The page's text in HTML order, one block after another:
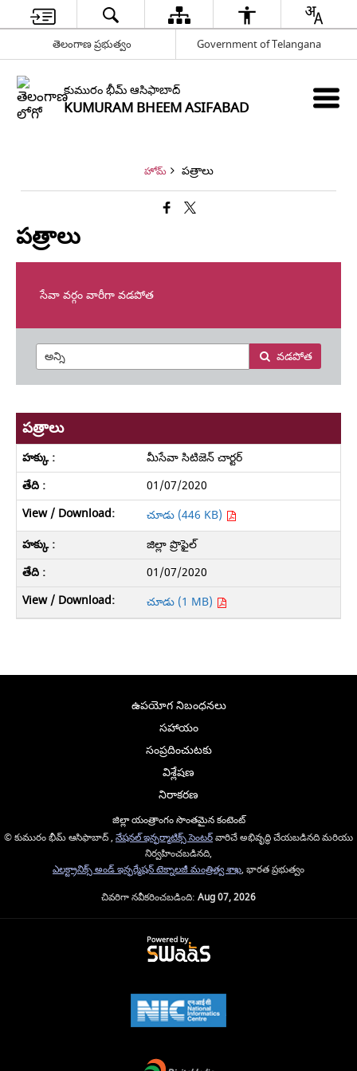
తెలంగాణ ప్రభుత్వం Government of Telangana
కుమురం భీమ్ ఆసిఫాబాద్
KUMURAM BHEEM ASIFABAD
హోమ్ పత్రాలు
పత్రాలు
సేవా వర్గం వారీగా వడపోత
వడపోత
పత్రాలు
మీసేవా సిటిజెన్ చార్టర్
01/07/2020
చూడు (446 KB)
జిల్లా ప్రొఫైల్
01/07/2020
చూడు (1 MB)
ఉపయోగ నిబంధనలు
సహాయం
సంప్రదించుటకు
విశ్లేషణ
నిరాకరణ
జిల్లా యంత్రాంగం సొంతమైన కంటెంట్
© కుమురం భీమ్ ఆసిఫాబాద్ , నేషనల్ ఇన్ఫర్మాటిక్స్ సెంటర్వారిచే అభివృద్ధి చేయబడినది మరియు
నిర్వహించబడినది,
ఎలక్ట్రానిక్స్ అండ్ ఇన్ఫర్మేషన్ టెక్నాలజీ మంత్రిత్వ శాఖ, భారత ప్రభుత్వం
చివరిగా నవీకరించబడింది: Aug 07, 2026